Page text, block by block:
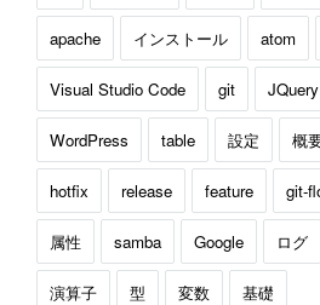
apache インストール atom
Visual Studio Code git JQuery
WordPress table 設定 概
hotfix release feature git-
属性 samba Google ログ
演算子 型 変数 基礎